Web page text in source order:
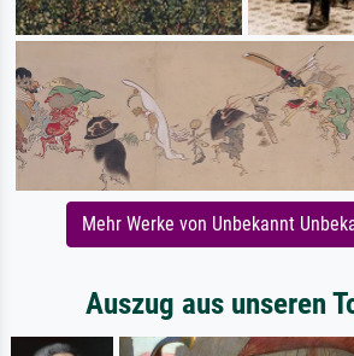
Mehr Werke von Unbekannt
Auszug aus unseren